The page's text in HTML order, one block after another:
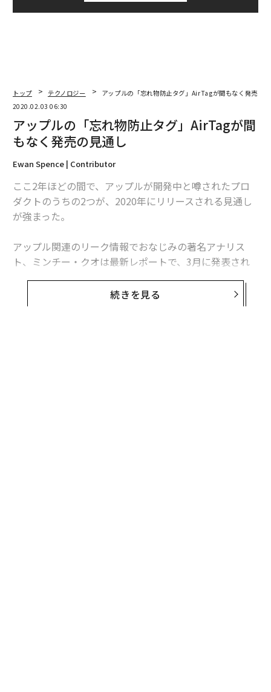
トップ テクノロジー
アップルの「忘れ物防止タグ」AirTagが間もなく発売の
2020.02.03 06:30
アップルの「忘れ物防止タグ」AirTagが間
もなく発売の見通し
Ewan Spence | Contributor
ここ2年ほどの間で、アップルが開発中と噂されたプロ
ダクトのうちの2つが、2020年にリリースされる見通し
が強まった。
アップル関連のリーク情報でおなじみの著名アナリス
ト、ミンチー・クオは最新レポートで、3月に発表され
ると噂のiPhone9（またはiPhone SE 2）や、iPad Proの
新モデル、13インチのMacBook Proなどに言及したが、
ここで注目すべきは新たなカテゴリの2つのプロダクト
続きを見る